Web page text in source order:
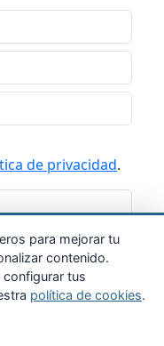
de privacidad.
para mejorar tu
contenido.
tus
política de cookies.